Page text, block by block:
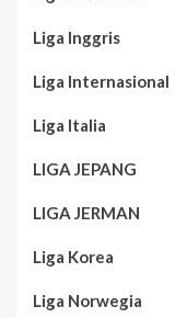
Liga Inggris
Liga Internasional
Liga Italia
LIGA JEPANG
LIGA JERMAN
Liga Korea
Liga Norwegia